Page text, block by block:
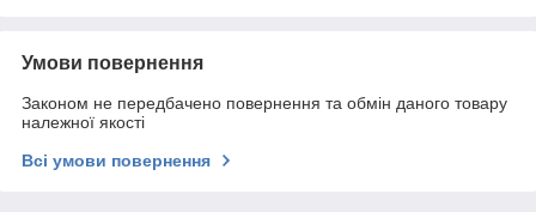
Умови повернення
Законом не передбачено повернення та обмін даного товару
належної якості
Всі умови повернення